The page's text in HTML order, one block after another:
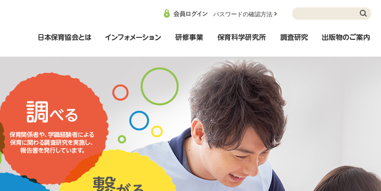
パスワードの確認方法
日本保育協会とは インフォメーション
研修事業 保育科学研究所調査研究